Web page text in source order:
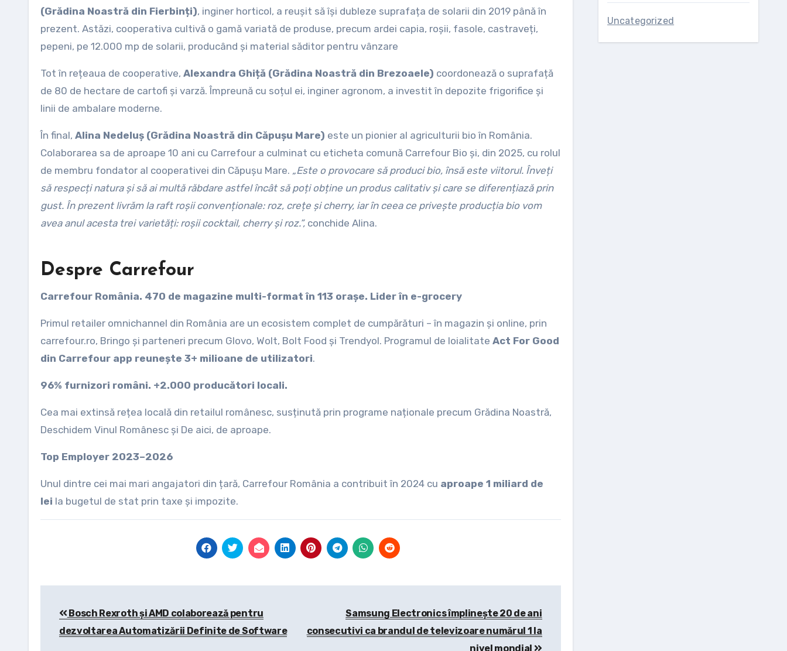
(Grădina Noastră din Fierbinți), inginer horticol, a reușit să își dubleze suprafața de solarii din 2019 până în
prezent. Astăzi, cooperativa cultivă o gamă variată de produse, precum ardei capia, roșii, fasole, castraveți,
pepeni, pe 12.000 mp de solarii, producând și material săditor pentru vânzare
Tot în rețeaua de cooperative, Alexandra Ghiță (Grădina Noastră din Brezoaele) coordonează o suprafață
de 80 de hectare de cartofi și varză. Împreună cu soțul ei, inginer agronom, a investit în depozite frigorifice și
linii de ambalare moderne.
În final, Alina Nedeluș (Grădina Noastră din Căpușu Mare) este un pionier al agriculturii bio în România.
Colaborarea sa de aproape 10 ani cu Carrefour a culminat cu eticheta comună Carrefour Bio și, din 2025, cu rolul
de membru fondator al cooperativei din Căpușu Mare. „Este o provocare să produci bio, însă este viitorul. Înveți
să respecți natura și să ai multă răbdare astfel încât să poți obține un produs calitativ și care se diferențiază prin
gust. În prezent livrăm la raft roșii convenționale: roz, crețe și cherry, iar în ceea ce privește producția bio vom
avea anul acesta trei varietăți: roșii cocktail, cherry și roz.”, conchide Alina.
Despre Carrefour
Carrefour România. 470 de magazine multi-format în 113 orașe. Lider în e-grocery
Primul retailer omnichannel din România are un ecosistem complet de cumpărături – în magazin și online, prin
carrefour.ro, Bringo și parteneri precum Glovo, Wolt, Bolt Food și Trendyol. Programul de loialitate Act For Good
din Carrefour app reunește 3+ milioane de utilizatori.
96% furnizori români. +2.000 producători locali.
Cea mai extinsă rețea locală din retailul românesc, susținută prin programe naționale precum Grădina Noastră,
Deschidem Vinul Românesc și De aici, de aproape.
Top Employer 2023–2026
Unul dintre cei mai mari angajatori din țară, Carrefour România a contribuit în 2024 cu aproape 1 miliard de
lei la bugetul de stat prin taxe și impozite.
navigation
Bosch Rexroth și AMD colaborează pentru
dezvoltarea Automatizării Definite de Software
Samsung Electronics împlinește 20 de ani
consecutivi ca brandul de televizoare numărul 1 la
nivel mondial
Uncategorized